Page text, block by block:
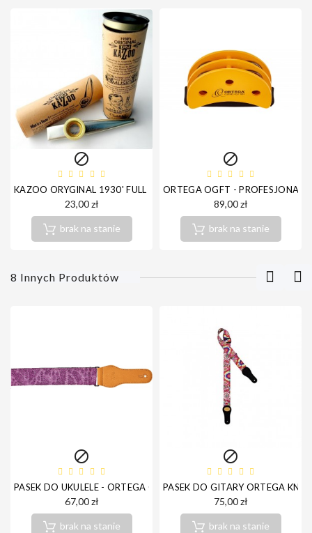

KAZOO ORYGINAL 1930' FULL METAL - PROFESJONALNA SERIA
23,00 zł
brak na stanie

ORTEGA OGFT -
89,00 zł
brak na stanie
8 Innych Produktów

PASEK DO UKULELE - ORTEGA OCS-360U
67,00 zł
brak na stanie

PASEK DO GITARY ORTEGA KNS-
75,00 zł
brak na stanie